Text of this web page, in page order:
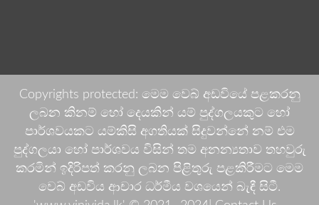
Copyrights protected: මෙම වෙබ් අඩවියේ පළකරනු
ලබන කිනම් හෝ දෙයකින් යම් පුද්ගලයකුට හෝ
පාර්ශවයකට යම්කිසි අගතියක් සිදුවන්නේ නම් එම
පුද්ගලයා හෝ පාර්ශවය විසින් තම අනන්‍යතාව තහවුරු
කරමින් ඉදිරිපත් කරනු ලබන පිළිතුරු පළකිරීමට මෙම
වෙබ් අඩවිය ආචාර ධර්මීය වශයෙන් බැඳී සිටී.